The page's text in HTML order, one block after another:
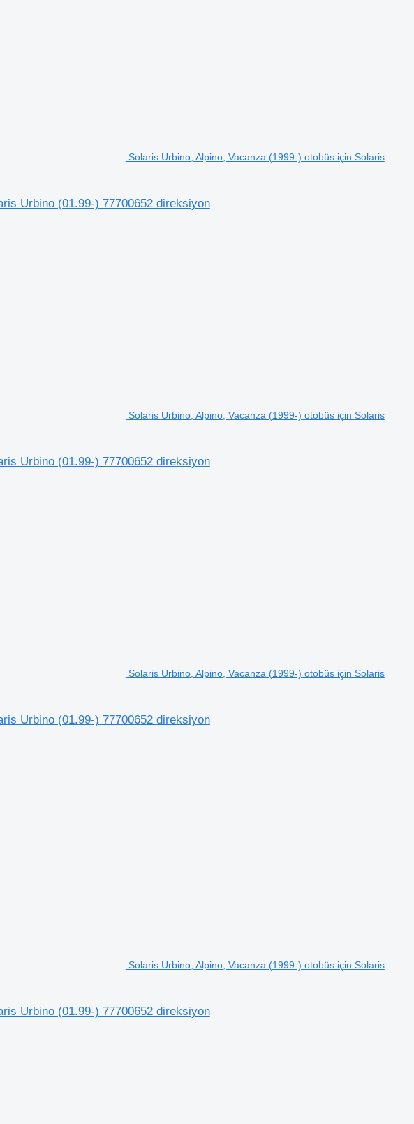
Solaris Urbino, Alpino, Vacanza (1999-) otobüs için Solaris
Urbino (01.99-) 77700652 direksiyon
Solaris Urbino, Alpino, Vacanza (1999-) otobüs için Solaris
Urbino (01.99-) 77700652 direksiyon
Solaris Urbino, Alpino, Vacanza (1999-) otobüs için Solaris
Urbino (01.99-) 77700652 direksiyon
Solaris Urbino, Alpino, Vacanza (1999-) otobüs için Solaris
Urbino (01.99-) 77700652 direksiyon